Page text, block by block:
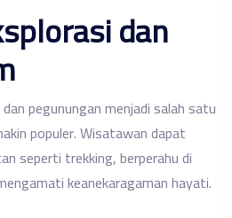
dan
pegunungan menjadi salah satu
populer. Wisatawan dapat
seperti trekking, berperahu di
keanekaragaman hayati.